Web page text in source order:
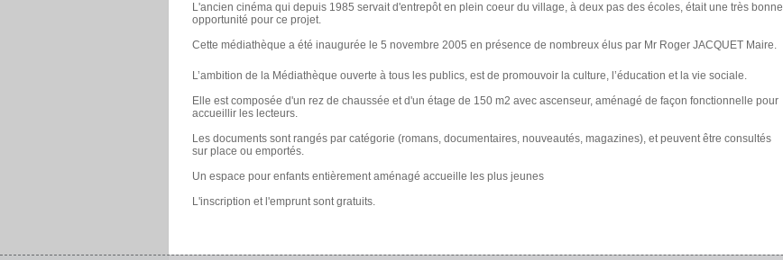
L'ancien cinéma qui depuis 1985 servait d'entrepôt en plein coeur du village, à deux pas des écoles, était une très bonne
opportunité pour ce projet.
Cette médiathèque a été inaugurée le 5 novembre 2005 en présence de nombreux élus par Mr Roger JACQUET Maire.
L’ambition de la Médiathèque ouverte à tous les publics, est de promouvoir la culture, l’éducation et la vie sociale.
Elle est composée d'un rez de chaussée et d'un étage de 150 m2 avec ascenseur, aménagé de façon fonctionnelle pour
accueillir les lecteurs.
Les documents sont rangés par catégorie (romans, documentaires, nouveautés, magazines), et peuvent être consultés
sur place ou emportés.
Un espace pour enfants entièrement aménagé accueille les plus jeunes
L'inscription et l'emprunt sont gratuits.